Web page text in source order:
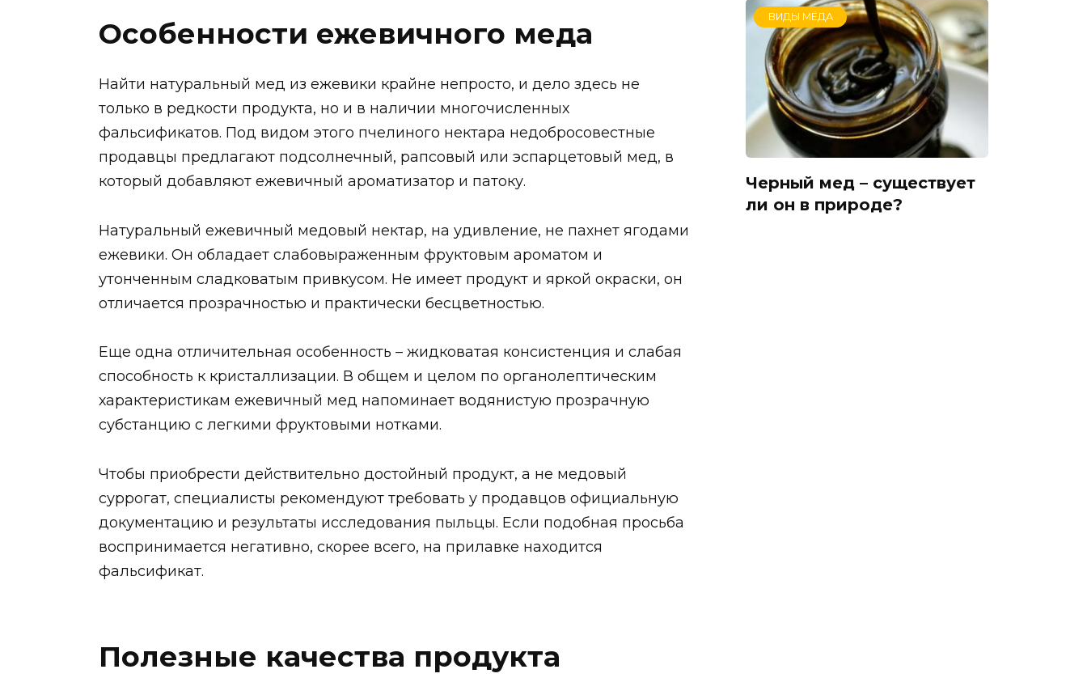
Особенности ежевичного меда
Найти натуральный мед из ежевики крайне непросто, и дело здесь не
только в редкости продукта, но и в наличии многочисленных
фальсификатов. Под видом этого пчелиного нектара недобросовестные
продавцы предлагают подсолнечный, рапсовый или эспарцетовый мед, в
который добавляют ежевичный ароматизатор и патоку.
Натуральный ежевичный медовый нектар, на удивление, не пахнет ягодами
ежевики. Он обладает слабовыраженным фруктовым ароматом и
утонченным сладковатым привкусом. Не имеет продукт и яркой окраски, он
отличается прозрачностью и практически бесцветностью.
Еще одна отличительная особенность – жидковатая консистенция и слабая
способность к кристаллизации. В общем и целом по органолептическим
характеристикам ежевичный мед напоминает водянистую прозрачную
субстанцию с легкими фруктовыми нотками.
Чтобы приобрести действительно достойный продукт, а не медовый
суррогат, специалисты рекомендуют требовать у продавцов официальную
документацию и результаты исследования пыльцы. Если подобная просьба
воспринимается негативно, скорее всего, на прилавке находится
фальсификат.
Полезные качества продукта
ВИДЫ МЁДА
Черный мед – существует
ли он в природе?